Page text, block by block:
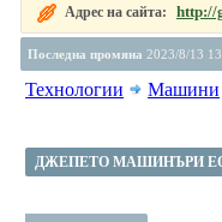
Адрес на сайта: http://
Последна промяна 2023/8/13
Технологии Машини
ДЖЕПЕТО МАШИНЪРИ